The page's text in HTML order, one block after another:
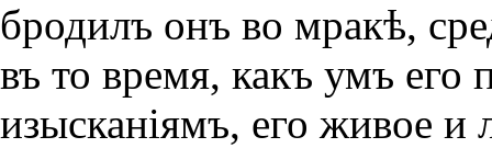
бродилъ онъ во мракѣ,
въ то время, какъ умъ его
изысканiямъ, его живое и